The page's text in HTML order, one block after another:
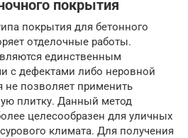
покрытия
покрытия для бетонного
отделочные работы.
единственным
с дефектами либо неровной
не позволяет применить
плитку. Данный метод
целесообразен для уличных
климата. Для получения